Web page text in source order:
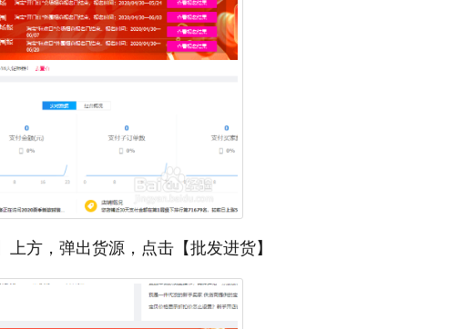
方，弹出货源，点击【批发进货】